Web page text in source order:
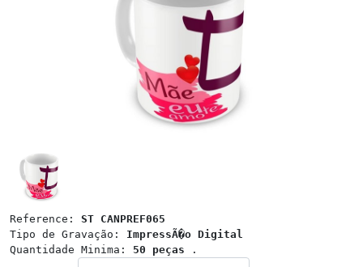
Reference: ST CANPREF065
Tipo de Gravação: ImpressÃ�o Digital
Quantidade Minima: 50 peças .